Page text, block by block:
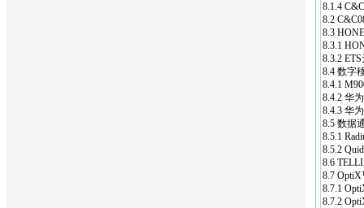
8.1.4
8.2
8.3
8.3.1
8.3.2
8.4 数字
8.4.1
8.4.2 华为
8.4.3 华为
8.5 数据
8.5.1
8.5.2
8.6
8.7
8.7.1
8.7.2